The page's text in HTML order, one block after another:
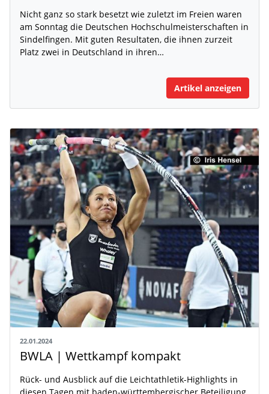
Nicht ganz so stark besetzt wie zuletzt im Freien waren
am Sonntag die Deutschen Hochschulmeisterschaften in
Sindelfingen. Mit guten Resultaten, die ihnen zurzeit
Platz zwei in Deutschland in ihren…
Artikel anzeigen
22.01.2024
BWLA | Wettkampf kompakt
Rück- und Ausblick auf die Leichtathletik-Highlights in